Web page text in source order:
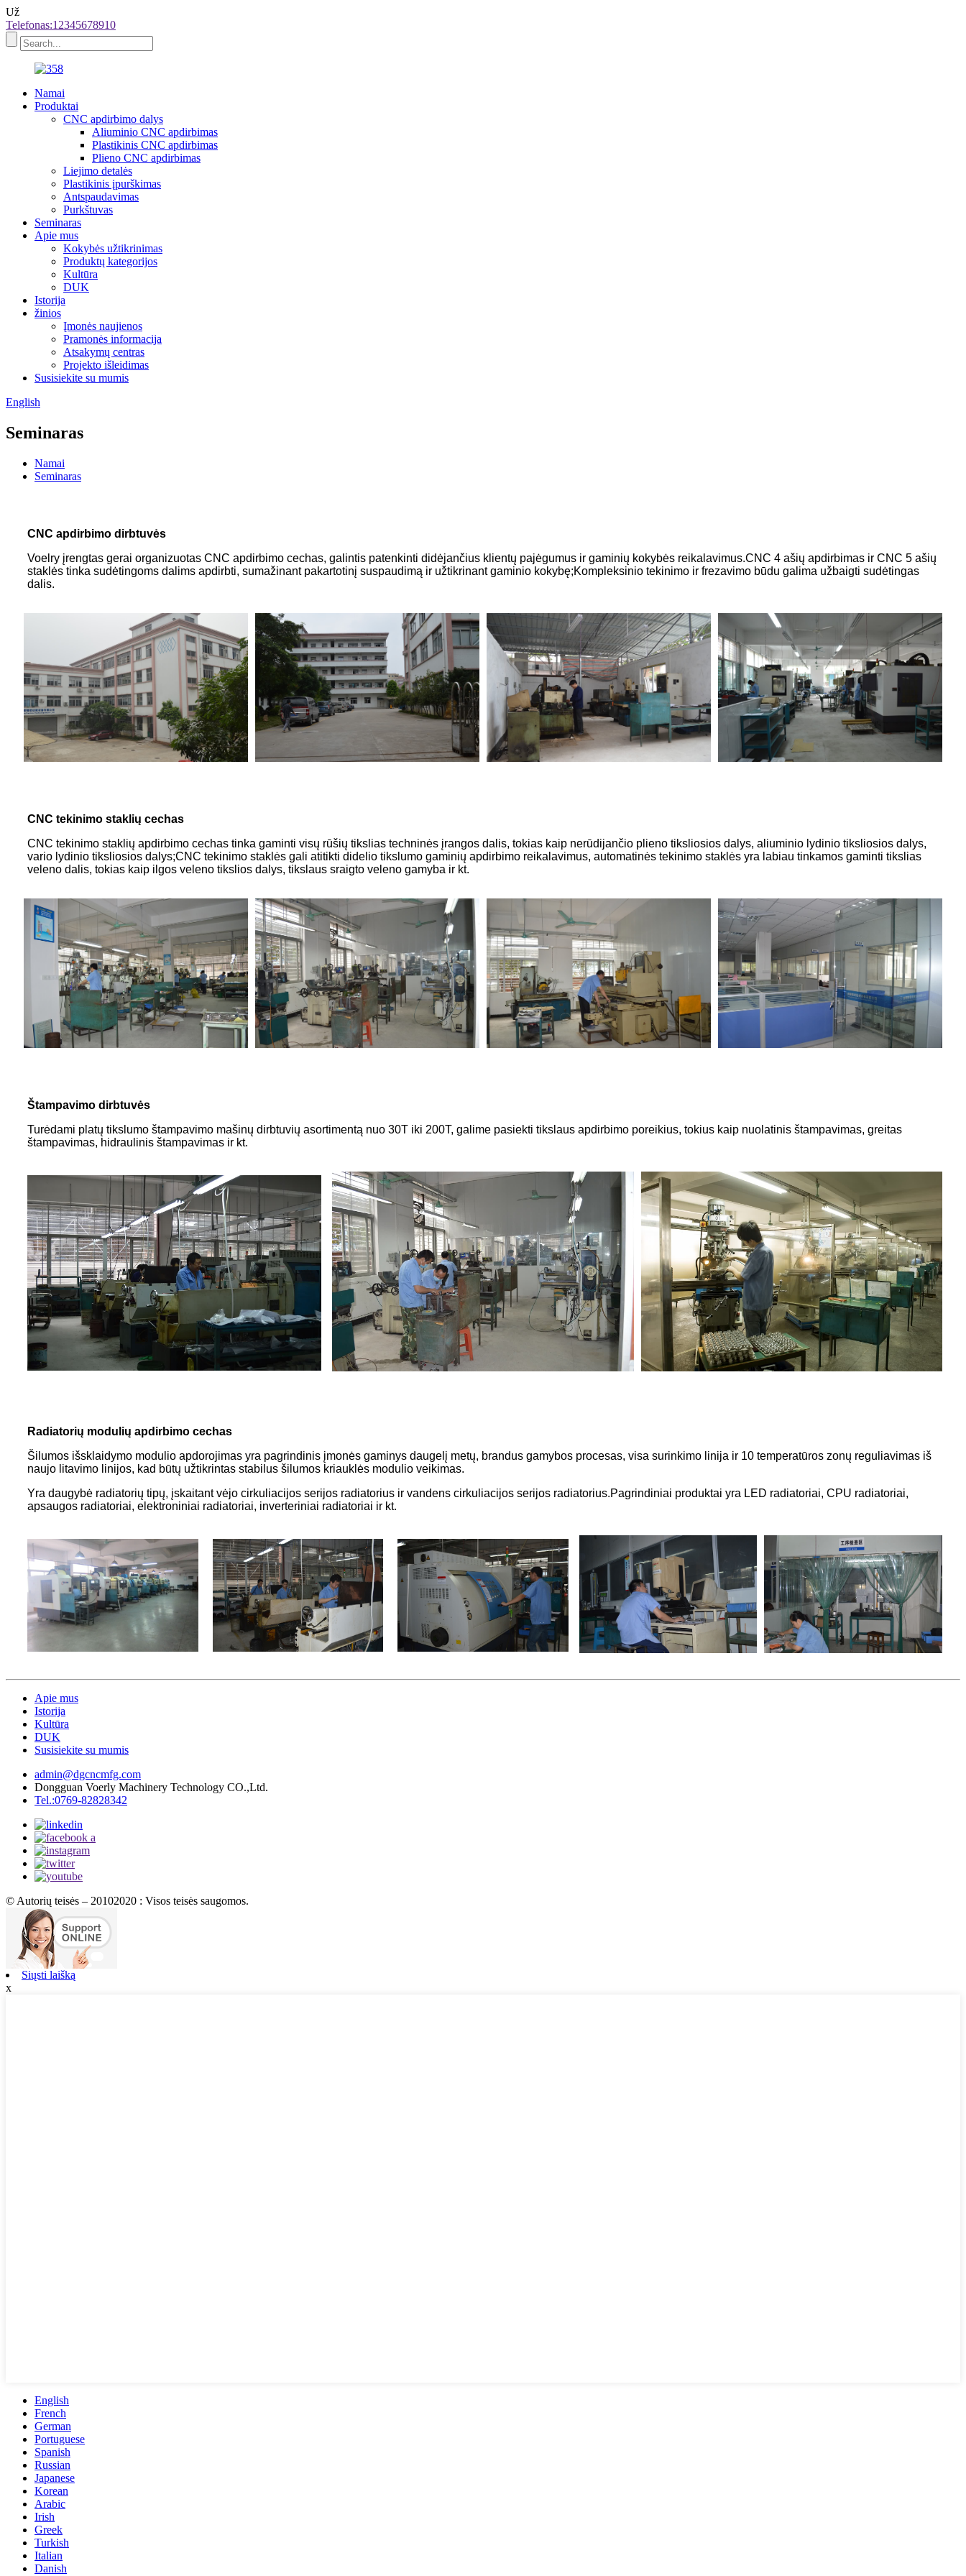
Už
Telefonas:12345678910
Namai
Produktai
CNC apdirbimo dalys
Aliuminio CNC apdirbimas
Plastikinis CNC apdirbimas
Plieno CNC apdirbimas
Liejimo detalės
Plastikinis įpurškimas
Antspaudavimas
Purkštuvas
Seminaras
Apie mus
Kokybės užtikrinimas
Produktų kategorijos
Kultūra
DUK
Istorija
žinios
Įmonės naujienos
Pramonės informacija
Atsakymų centras
Projekto išleidimas
Susisiekite su mumis
English
Seminaras
Namai
Seminaras
CNC apdirbimo dirbtuvės
Voelry įrengtas gerai organizuotas CNC apdirbimo cechas, galintis patenkinti didėjančius klientų pajėgumus ir gaminių kokybės reikalavimus.CNC 4 ašių apdirbimas ir CNC 5 ašių
staklės tinka sudėtingoms dalims apdirbti, sumažinant pakartotinį suspaudimą ir užtikrinant gaminio kokybę;Kompleksinio tekinimo ir frezavimo būdu galima užbaigti sudėtingas
dalis.
CNC tekinimo staklių cechas
CNC tekinimo staklių apdirbimo cechas tinka gaminti visų rūšių tikslias techninės įrangos dalis, tokias kaip nerūdijančio plieno tiksliosios dalys, aliuminio lydinio tiksliosios dalys,
vario lydinio tiksliosios dalys;CNC tekinimo staklės gali atitikti didelio tikslumo gaminių apdirbimo reikalavimus, automatinės tekinimo staklės yra labiau tinkamos gaminti tikslias
veleno dalis, tokias kaip ilgos veleno tikslios dalys, tikslaus sraigto veleno gamyba ir kt.
Štampavimo dirbtuvės
Turėdami platų tikslumo štampavimo mašinų dirbtuvių asortimentą nuo 30T iki 200T, galime pasiekti tikslaus apdirbimo poreikius, tokius kaip nuolatinis štampavimas, greitas
štampavimas, hidraulinis štampavimas ir kt.
Radiatorių modulių apdirbimo cechas
Šilumos išsklaidymo modulio apdorojimas yra pagrindinis įmonės gaminys daugelį metų, brandus gamybos procesas, visa surinkimo linija ir 10 temperatūros zonų reguliavimas iš
naujo litavimo linijos, kad būtų užtikrintas stabilus šilumos kriauklės modulio veikimas.
Yra daugybė radiatorių tipų, įskaitant vėjo cirkuliacijos serijos radiatorius ir vandens cirkuliacijos serijos radiatorius.Pagrindiniai produktai yra LED radiatoriai, CPU radiatoriai,
apsaugos radiatoriai, elektroniniai radiatoriai, inverteriniai radiatoriai ir kt.
Apie mus
Istorija
Kultūra
DUK
Susisiekite su mumis
admin@dgcncmfg.com
Dongguan Voerly Machinery Technology CO.,Ltd.
Tel.:0769-82828342
© Autorių teisės – 20102020 : Visos teisės saugomos.
Siųsti laišką
x
English
French
German
Portuguese
Spanish
Russian
Japanese
Korean
Arabic
Irish
Greek
Turkish
Italian
Danish